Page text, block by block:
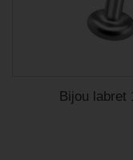
Bijou labret